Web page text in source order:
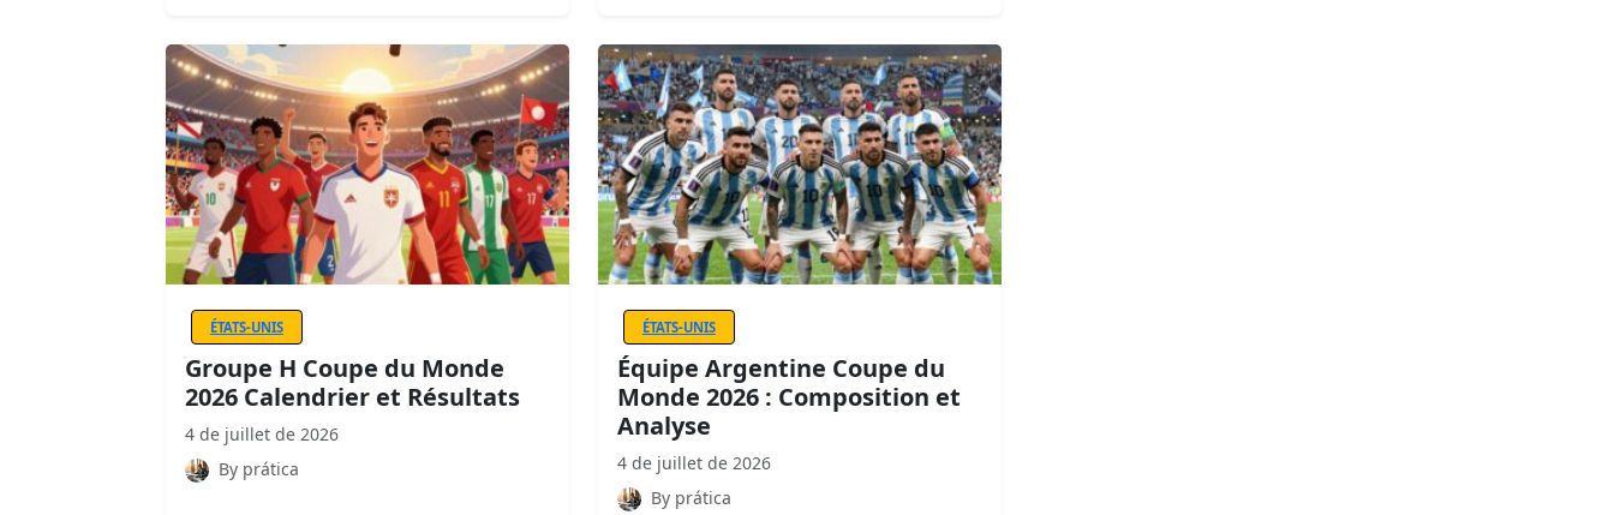
ÉTATS-UNIS
Groupe H Coupe du Monde
2026 Calendrier et Résultats
4 de juillet de 2026
By prática
ÉTATS-UNIS
Équipe Argentine Coupe du
Monde 2026 : Composition et
Analyse
4 de juillet de 2026
By prática